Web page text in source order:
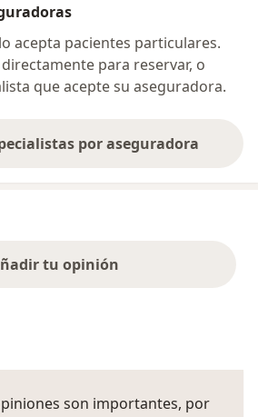
acepta pacientes particulares.
para reservar, o
que acepte su aseguradora.
por aseguradora
tu opinión
son importantes, por